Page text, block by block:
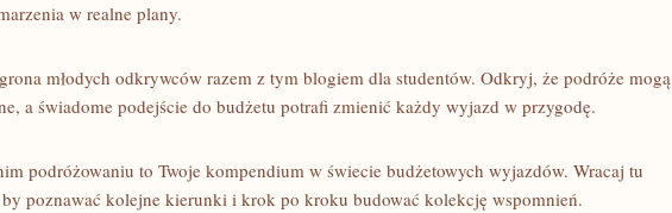
w realne plany.
młodych odkrywców razem z tym blogiem dla studentów. Odkryj, że podróże mogą
a świadome podejście do budżetu potrafi zmienić każdy wyjazd w przygodę.
podróżowaniu to Twoje kompendium w świecie budżetowych wyjazdów. Wracaj tu
poznawać kolejne kierunki i krok po kroku budować kolekcję wspomnień.